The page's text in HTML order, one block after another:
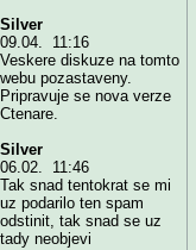
Silver
09.04. 11:16
Veskere diskuze na tomto
webu pozastaveny.
Pripravuje se nova verze
Ctenare.
Silver
06.02. 11:46
Tak snad tentokrat se mi
uz podarilo ten spam
odstinit, tak snad se uz
tady neobjevi